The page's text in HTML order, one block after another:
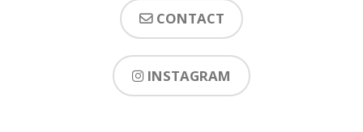
CONTACT
INSTAGRAM